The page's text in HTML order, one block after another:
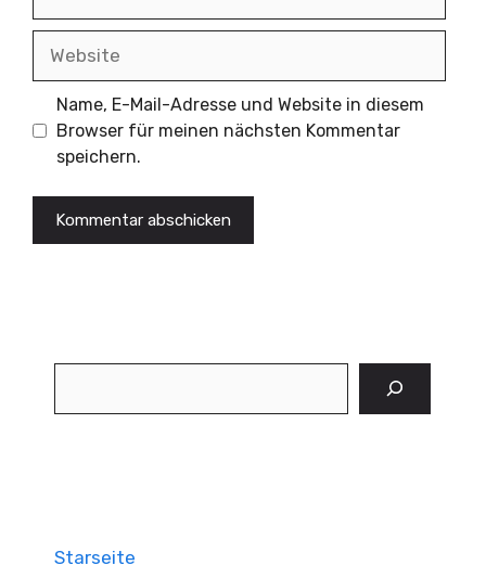
Name, E-Mail-Adresse und Website in diesem
Browser für meinen nächsten Kommentar
speichern.
Starseite